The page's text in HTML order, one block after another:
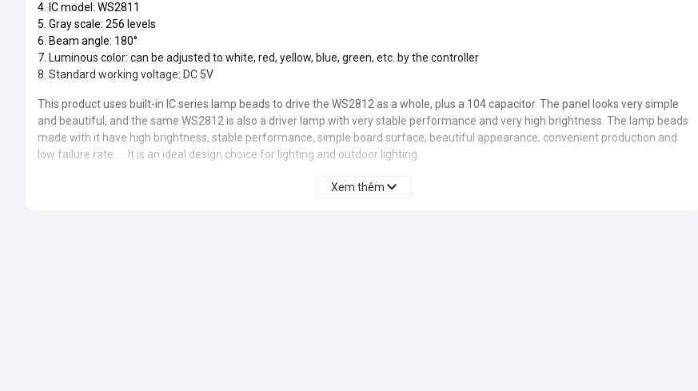
4. IC model: WS2811
5. Gray scale: 256 levels
6. Beam angle: 180°
7. Luminous color: can be adjusted to white, red, yellow, blue, green, etc. by the controller
8. Standard working voltage: DC 5V
This product uses built-in IC series lamp beads to drive the WS2812 as a whole, plus a 104 capacitor. The panel looks very simple
and beautiful, and the same WS2812 is also a driver lamp with very stable performance and very high brightness. The lamp beads
made with it have high brightness, stable performance, simple board surface, beautiful appearance, convenient production and
low failure rate. . . It is an ideal design choice for lighting and outdoor lighting.
Xem thêm